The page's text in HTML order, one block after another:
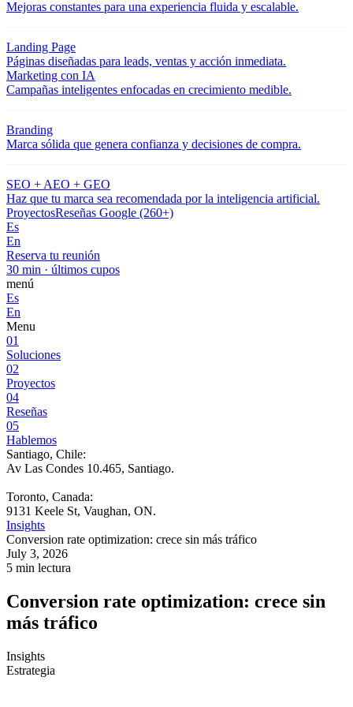
Mejoras constantes para una experiencia fluida y escalable.
Landing Page
Páginas diseñadas para leads, ventas y acción inmediata.
Marketing con IA
Campañas inteligentes enfocadas en crecimiento medible.
Branding
Marca sólida que genera confianza y decisiones de compra.
SEO + AEO + GEO
Haz que tu marca sea recomendada por la inteligencia artificial.
ProyectosReseñas Google (260+)
Es
En
Reserva tu reunión
30 min · últimos cupos
menú
Es
En
Menu
01
Soluciones
02
Proyectos
04
Reseñas
05
Hablemos
Santiago, Chile:
Av Las Condes 10.465, Santiago.
Toronto, Canada:
9131 Keele St, Vaughan, ON.
Insights
Conversion rate optimization: crece sin más tráfico
July 3, 2026
5 min lectura
Conversion rate optimization: crece sin
más tráfico
Insights
Estrategia